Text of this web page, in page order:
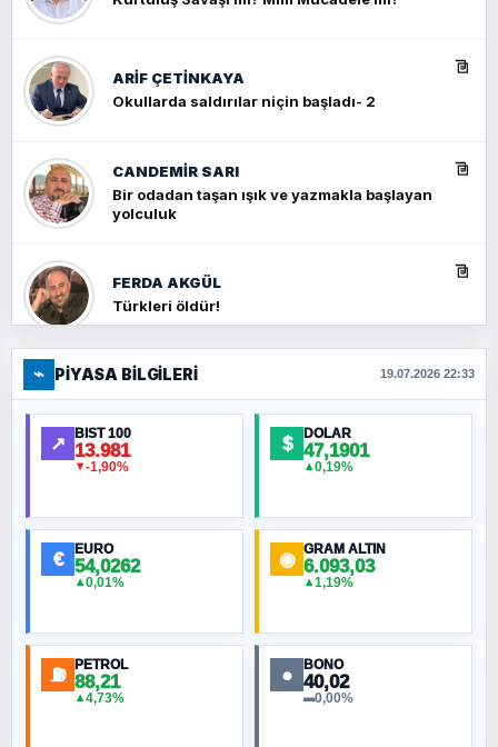
ARIF ÇETİNKAYA
Okullarda saldırılar niçin başladı- 2
CANDEMIR SARI
Bir odadan taşan ışık ve yazmakla başlayan
yolculuk
FERDA AKGÜL
Türkleri öldür!
FERHAT BÜYÜKKALKAN
Ankara Zirvesi: NATO Toplantısı mı, Yeni
Ortadoğu Haritasının Provası mı?
MURAT ÖZKAN
NURETTIN BÖLÜK
⌁ PIYASA BILGILERI 19.07.2026 22:33
↗ BIST 100
13.981
▼-1,90%
$ DOLAR
47,1901
▲0,19%
€ EURO
54,0262
▲0,01%
◉ GRAM ALTIN
6.093,03
▲1,19%
⛽ PETROL
88,21
▲4,73%
● BONO
40,02
▬0,00%